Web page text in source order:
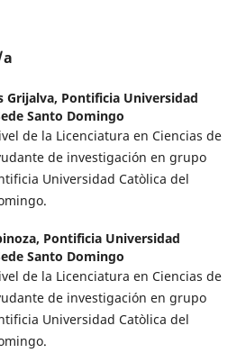
Grijalva, Pontificia Universidad
Santo Domingo
de la Licenciatura en Ciencias de
de investigación en grupo
Universidad Catòlica del
Pontificia Universidad
Santo Domingo
de la Licenciatura en Ciencias de
de investigación en grupo
Universidad Catòlica del